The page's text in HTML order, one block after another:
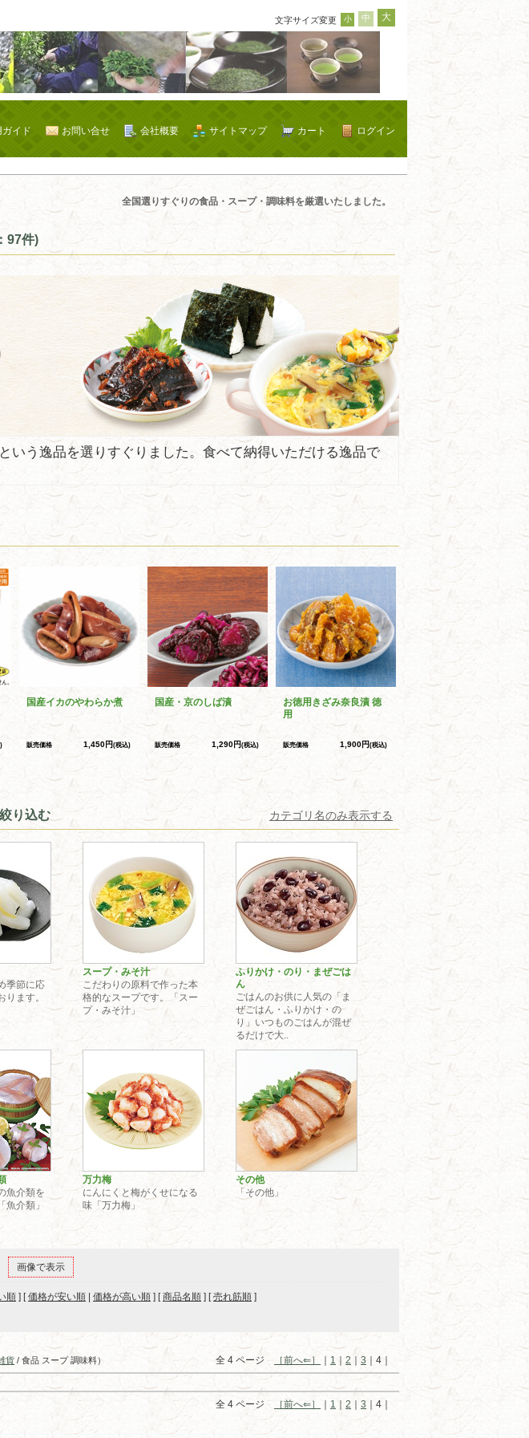
文字サイズ変更 小 中 大
ログイン
カート
サイトマップ
会社概要
お問い合せ
ガイド
全国選りすぐりの食品・スープ・調味料を厳選いたしました。
97件)
いう逸品を選りすぐりました。食べて納得いただける逸品で
国産イカのやわらか煮
販売価格 1,450円(税込)
国産・京のしば漬
販売価格 1,290円(税込)
お徳用きざみ奈良漬 徳
用
販売価格 1,900円(税込)
り込む カテゴリ名のみ表示する
季節に応
ります。
スープ・みそ汁
こだわりの原料で作った本
格的なスープです。「スー
プ・みそ汁」
ふりかけ・のり・まぜごは
ん
ごはんのお供に人気の「ま
ぜごはん・ふりかけ・の
り」いつものごはんが混ぜ
るだけで大..
魚介類を
魚介類」
万力梅
にんにくと梅がくせになる
味「万力梅」
その他
「その他」
画像で表示
順 ] [価格が安い順 価格が高い順 ] [商品名順 ] [売れ筋順 ]
全 4 ページ ［前へ⇐］ 1 2 3 ｜4｜
貨 / 食品 スープ 調味料）
全 4 ページ ［前へ⇐］ 1 2 3 ｜4｜